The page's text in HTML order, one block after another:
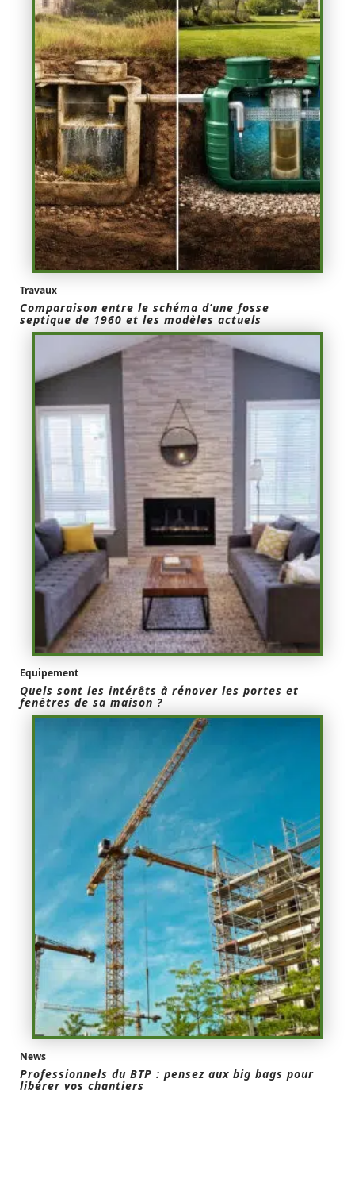
Travaux
Comparaison entre le schéma d’une fosse
septique de 1960 et les modèles actuels
Equipement
Quels sont les intérêts à rénover les portes et
fenêtres de sa maison ?
News
Professionnels du BTP : pensez aux big bags pour
libérer vos chantiers